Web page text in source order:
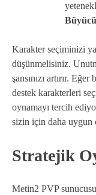
Karakter seçiminizi
düşünmelisiniz.
şansınızı artırır. Eğer
destek karakterleri
oynamayı tercih
sizin için daha uygun
Stratejik
Metin2 PVP